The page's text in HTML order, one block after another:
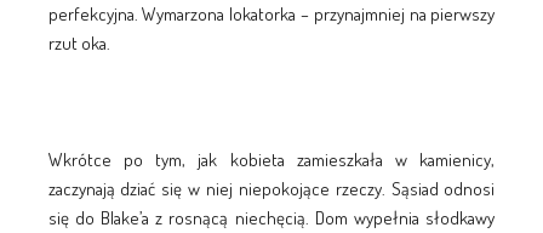
perfekcyjna. Wymarzona lokatorka – przynajmniej na pierwszy
rzut oka.
Wkrótce po tym, jak kobieta zamieszkała w kamienicy,
zaczynają dziać się w niej niepokojące rzeczy. Sąsiad odnosi
się do Blake’a z rosnącą niechęcią. Dom wypełnia słodkawy